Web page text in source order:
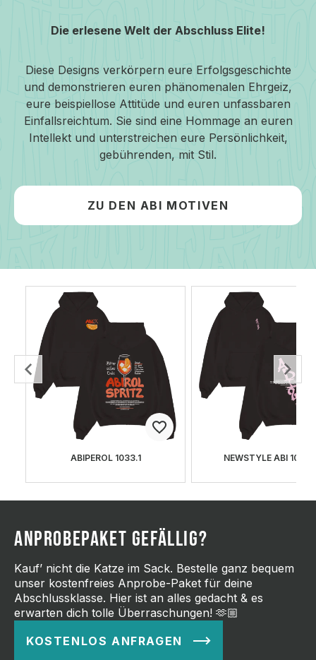
Die erlesene Welt der Abschluss Elite!
Diese Designs verkörpern eure Erfolgsgeschichte
und demonstrieren euren phänomenalen Ehrgeiz,
eure beispiellose Attitüde und euren unfassbaren
Einfallsreichtum. Sie sind eine Hommage an euren
Intellekt und unterstreichen eure Persönlichkeit,
gebührenden, mit Stil.
ZU DEN ABI MOTIVEN
ABIPEROL 1033.1 NEWSTYLE ABI
ANPROBEPAKET GEFÄLLIG?
Kauf’ nicht die Katze im Sack. Bestelle ganz bequem
unser kostenfreies Anprobe-Paket für deine
Abschlussklasse. Hier ist an alles gedacht & es
erwarten dich tolle Überraschungen! 🫶🏼
KOSTENLOS ANFRAGEN